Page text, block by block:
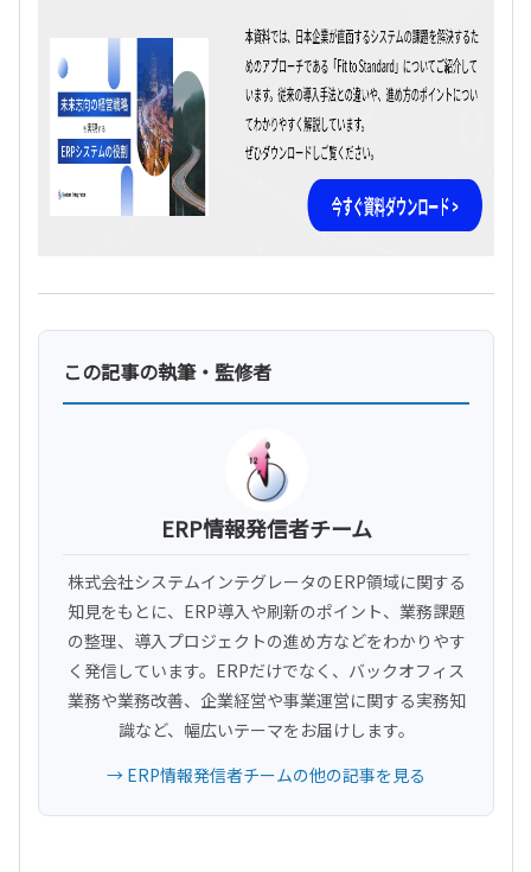
この記事の執筆・監修者
ERP情報発信者チーム
株式会社システムインテグレータのERP領域に関する
知見をもとに、ERP導入や刷新のポイント、業務課題
の整理、導入プロジェクトの進め方などをわかりやす
く発信しています。ERPだけでなく、バックオフィス
業務や業務改善、企業経営や事業運営に関する実務知
識など、幅広いテーマをお届けします。
→ ERP情報発信者チームの他の記事を見る